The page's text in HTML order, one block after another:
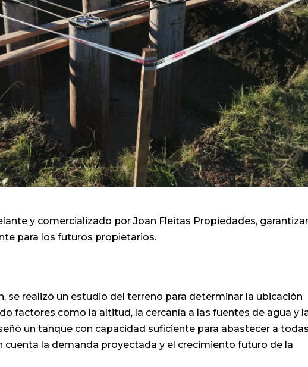
y comercializado por Joan Fleitas Propiedades,
para los futuros propietarios.
se realizó un estudio del terreno para determinar la ubicación
factores como la altitud, la cercanía a las fuentes de agua y
un tanque con capacidad suficiente para abastecer a
cuenta la demanda proyectada y el crecimiento futuro de la